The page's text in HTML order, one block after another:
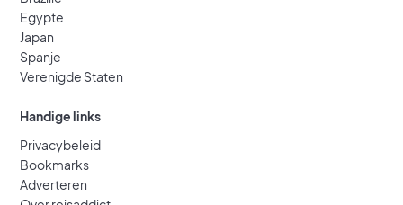
Egypte
Japan
Spanje
Verenigde Staten
Handige links
Privacybeleid
Bookmarks
Adverteren